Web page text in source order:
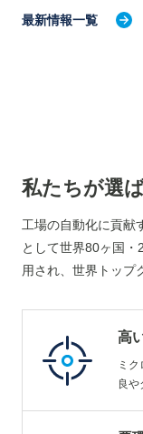
最新情報一覧
私たちが選
工場の自動化に貢献
として世界80ヶ国
用され、世界トップ
高
ミ
良や